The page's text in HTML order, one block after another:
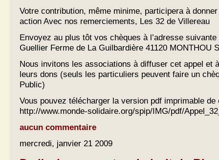
Votre contribution, même minime, participera à
action Avec nos remerciements, Les 32 de Villereau
Envoyez au plus tôt vos chèques à l’adresse
Guellier Ferme de La Guilbardière 41120 MONTHOU
Nous invitons les associations à diffuser cet appel et
leurs dons (seuls les particuliers peuvent faire un
Public)
Vous pouvez télécharger la version pdf imprimable
http://www.monde-solidaire.org/spip/IMG/pdf/
aucun commentaire
mercredi, janvier 21 2009